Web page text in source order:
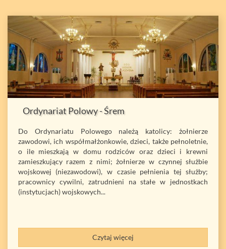
Ordynariat Polowy - Śrem
Do Ordynariatu Polowego należą katolicy: żołnierze
zawodowi, ich współmałżonkowie, dzieci, także pełnoletnie,
o ile mieszkają w domu rodziców oraz dzieci i krewni
zamieszkujący razem z nimi; żołnierze w czynnej służbie
wojskowej (niezawodowi), w czasie pełnienia tej służby;
pracownicy cywilni, zatrudnieni na stałe w jednostkach
(instytucjach) wojskowych...
Czytaj więcej